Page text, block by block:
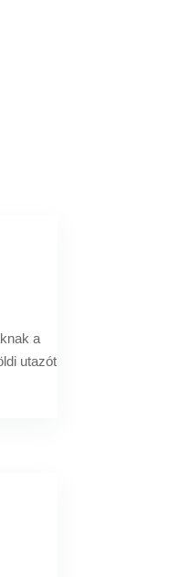
a
utazót